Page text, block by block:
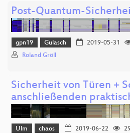
Post-Quantum-
gpn19 Gulasch 2019-05-31
Roland Gröll
Sicherheit von Türen +
anschließenden
Ulm chaos 2019-06-22